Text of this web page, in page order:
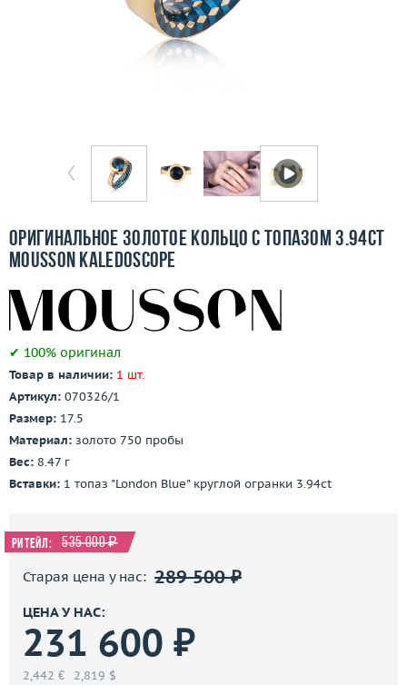
Бесплатная доставка
Контакты
Заказать звонок
Оригинальное золотое кольцо с топазом 3.94ct
Mousson Kaledoscope
✔ 100% оригинал
Товар в наличии: 1 шт.
Артикул: 070326/1
Размер: 17.5
Материал: золото 750 пробы
Вес: 8.47 г
Вставки: 1 топаз "London Blue" круглой огранки 3.94ct
Ритейл: 535 000 ₽
Старая цена у нас: 289 500 ₽
ЦЕНА У НАС:
231 600 ₽
2,442 € 2,819 $